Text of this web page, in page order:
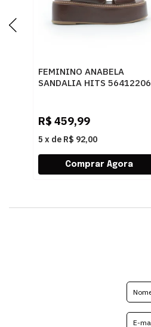
FEMININO ANABELA
SANDALIA HITS 56412206
R$ 459,99
5 x de R$ 92,00